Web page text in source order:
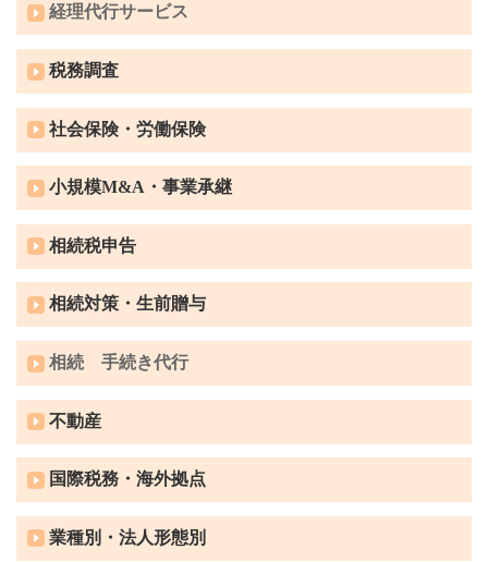
経理代行サービス
税務調査
社会保険・労働保険
小規模M&A・事業承継
相続税申告
相続対策・生前贈与
相続 手続き代行
不動産
国際税務・海外拠点
業種別・法人形態別